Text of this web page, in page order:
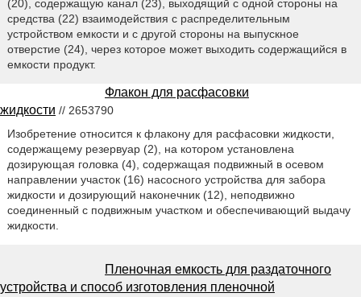
(20), содержащую канал (23), выходящий с одной стороны на
средства (22) взаимодействия с распределительным
устройством емкости и с другой стороны на выпускное
отверстие (24), через которое может выходить содержащийся в
емкости продукт.
Флакон для расфасовки
жидкости // 2653790
Изобретение относится к флакону для расфасовки жидкости,
содержащему резервуар (2), на котором установлена
дозирующая головка (4), содержащая подвижный в осевом
направлении участок (16) насосного устройства для забора
жидкости и дозирующий наконечник (12), неподвижно
соединенный с подвижным участком и обеспечивающий выдачу
жидкости.
Пленочная емкость для раздаточного
устройства и способ изготовления пленочной